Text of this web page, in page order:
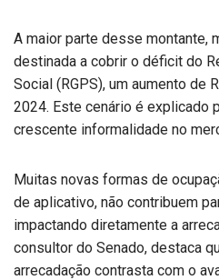
A maior parte desse montante,
destinada a cobrir o déficit do
Social (RGPS), um aumento de
2024. Este cenário é explicado
crescente informalidade no
Muitas novas formas de
de aplicativo, não contribuem
impactando diretamente a
consultor do Senado, destaca
arrecadação contrasta com o